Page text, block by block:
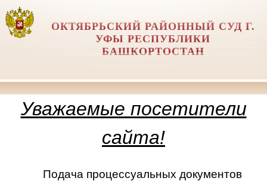
ОКТЯБРЬСКИЙ РАЙОННЫЙ СУД Г.
УФЫ РЕСПУБЛИКИ
БАШКОРТОСТАН
Уважаемые посетители
сайта!
Подача процессуальных документов